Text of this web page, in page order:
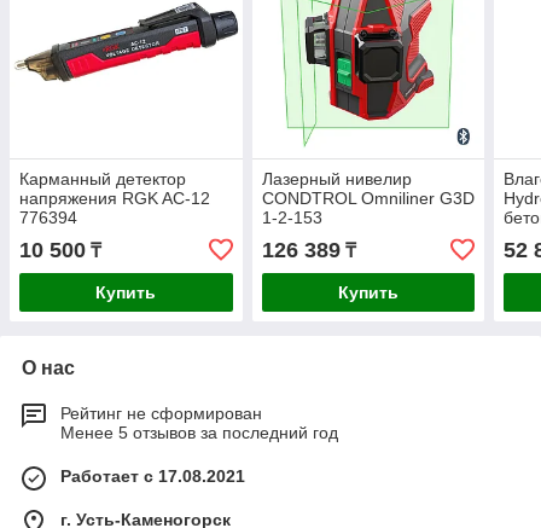
Карманный детектор
напряжения RGK AC-12
776394
10 500 ₸
Купить
Лазерный нивелир
CONDTROL Omniliner G3D
1-2-153
126 389₸
Купить
52
О нас
Рейтинг не сформирован
Менее 5 отзывов за последний год
Работает с 17.08.2021
г. Усть-Каменогорск